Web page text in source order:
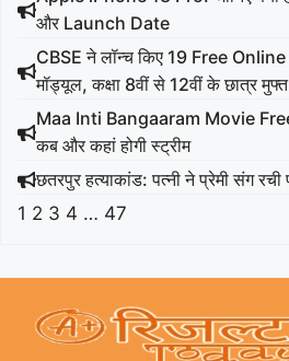
और Launch Date
CBSE ने लॉन्च किए 19 Free
मॉड्यूल, कक्षा 8वीं से 12वीं के छात्र
Maa Inti Bangaaram Movie
कब और कहां होगी स्ट्रीम
छतरपुर हत्याकांड: पत्नी ने प्रेमी संग
1 2 3 4 … 47